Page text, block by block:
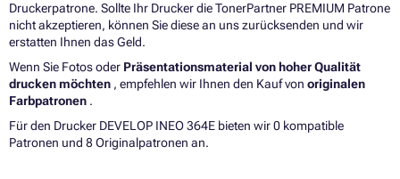
Druckerpatrone. Sollte Ihr Drucker die TonerPartner PREMIUM Patrone
nicht akzeptieren, können Sie diese an uns zurücksenden und wir
erstatten Ihnen das Geld.
Wenn Sie Fotos oder Präsentationsmaterial von hoher Qualität
drucken möchten , empfehlen wir Ihnen den Kauf von originalen
Farbpatronen .
Für den Drucker DEVELOP INEO 364E bieten wir 0 kompatible
Patronen und 8 Originalpatronen an.